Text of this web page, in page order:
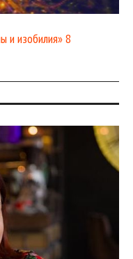
и изобилия» 8